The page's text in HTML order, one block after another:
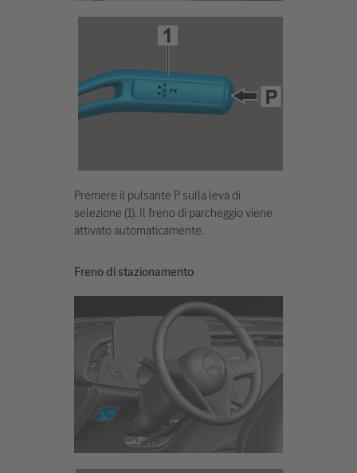
Premere il pulsante P sulla leva di
selezione (1). Il freno di parcheggio viene
attivato automaticamente.
Freno di stazionamento